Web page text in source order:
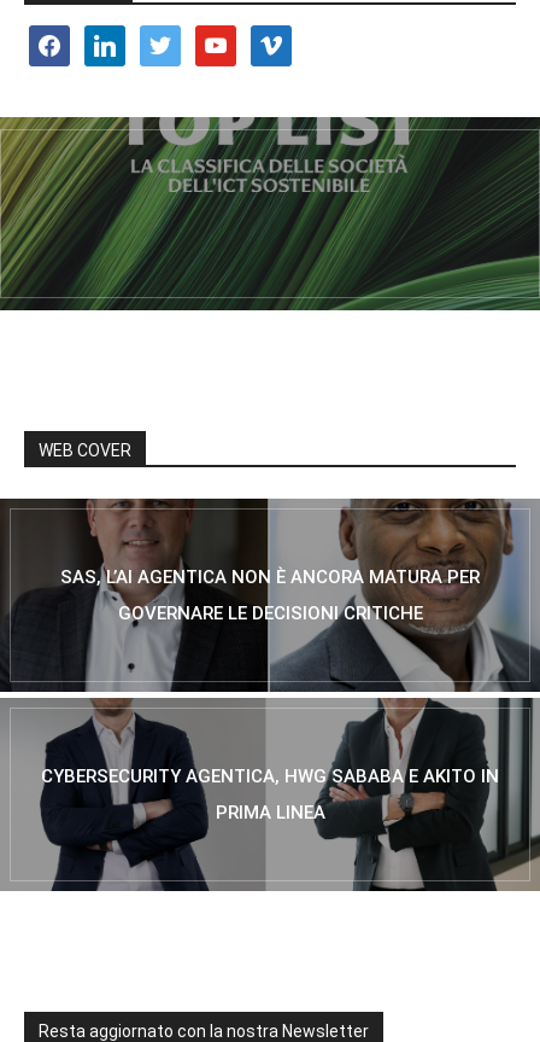
facebooklinkedin twitter youtube vimeo
WEB COVER
SAS, L’AI AGENTICA NON È ANCORA MATURA PER
GOVERNARE LE DECISIONI CRITICHE
CYBERSECURITY AGENTICA, HWG SABABA E AKITO IN
PRIMA LINEA
Resta aggiornato con la nostra Newsletter